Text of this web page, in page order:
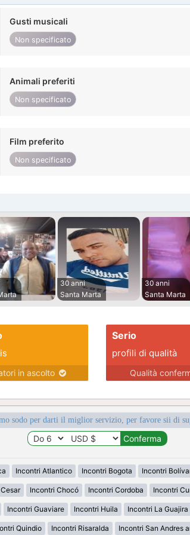
Gusti musicali
Non specificato
Animali preferiti
Non specificato
Film preferito
Non specificato
30 anni
Santa Marta
30 anni
Santa Marta
in ascolto
Serio
profili di qualità
Qualità
sodo per darti il miglior servizio, per favore sii di
Incontri Atlantico Incontri Bogota Incontri
Incontri Chocó Incontri Cordoba Incontri
Incontri Guaviare Incontri Huila Incontri La Guajira
Quindio Incontri Risaralda Incontri San Andres